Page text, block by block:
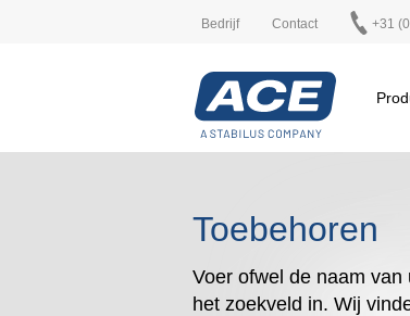
Bedrijf Contact +31
Toebehoren
Voer ofwel de naam van
het zoekveld in. Wij